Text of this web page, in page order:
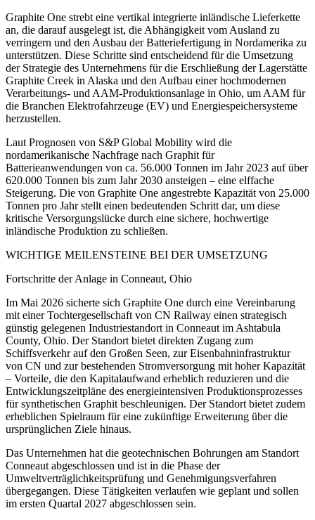
Graphite One strebt eine vertikal integrierte inländische Lieferkette
an, die darauf ausgelegt ist, die Abhängigkeit vom Ausland zu
verringern und den Ausbau der Batteriefertigung in Nordamerika zu
unterstützen. Diese Schritte sind entscheidend für die Umsetzung
der Strategie des Unternehmens für die Erschließung der Lagerstätte
Graphite Creek in Alaska und den Aufbau einer hochmodernen
Verarbeitungs- und AAM-Produktionsanlage in Ohio, um AAM für
die Branchen Elektrofahrzeuge (EV) und Energiespeichersysteme
herzustellen.
Laut Prognosen von S&P Global Mobility wird die
nordamerikanische Nachfrage nach Graphit für
Batterieanwendungen von ca. 56.000 Tonnen im Jahr 2023 auf über
620.000 Tonnen bis zum Jahr 2030 ansteigen – eine elffache
Steigerung. Die von Graphite One angestrebte Kapazität von 25.000
Tonnen pro Jahr stellt einen bedeutenden Schritt dar, um diese
kritische Versorgungslücke durch eine sichere, hochwertige
inländische Produktion zu schließen.
WICHTIGE MEILENSTEINE BEI DER UMSETZUNG
Fortschritte der Anlage in Conneaut, Ohio
Im Mai 2026 sicherte sich Graphite One durch eine Vereinbarung
mit einer Tochtergesellschaft von CN Railway einen strategisch
günstig gelegenen Industriestandort in Conneaut im Ashtabula
County, Ohio. Der Standort bietet direkten Zugang zum
Schiffsverkehr auf den Großen Seen, zur Eisenbahninfrastruktur
von CN und zur bestehenden Stromversorgung mit hoher Kapazität
– Vorteile, die den Kapitalaufwand erheblich reduzieren und die
Entwicklungszeitpläne des energieintensiven Produktionsprozesses
für synthetischen Graphit beschleunigen. Der Standort bietet zudem
erheblichen Spielraum für eine zukünftige Erweiterung über die
ursprünglichen Ziele hinaus.
Das Unternehmen hat die geotechnischen Bohrungen am Standort
Conneaut abgeschlossen und ist in die Phase der
Umweltverträglichkeitsprüfung und Genehmigungsverfahren
übergegangen. Diese Tätigkeiten verlaufen wie geplant und sollen
im ersten Quartal 2027 abgeschlossen sein.